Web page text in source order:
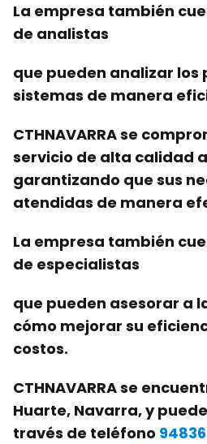
La empresa también
de analistas
que pueden analizar los
sistemas de manera
CTHNAVARRA se
servicio de alta calidad
garantizando que sus
atendidas de manera
La empresa también
de especialistas
que pueden asesorar a
cómo mejorar su
costos.
CTHNAVARRA se
Huarte, Navarra, y
través de teléfono